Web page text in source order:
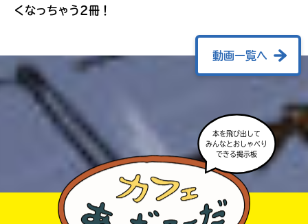
くなっちゃう2冊！
動画一覧へ
本を飛び出して
みんなとおしゃべり
できる掲示板